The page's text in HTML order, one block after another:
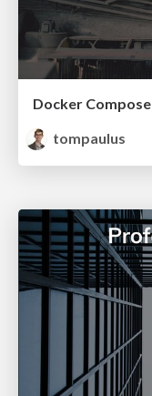
Docker Compose
tompaulus